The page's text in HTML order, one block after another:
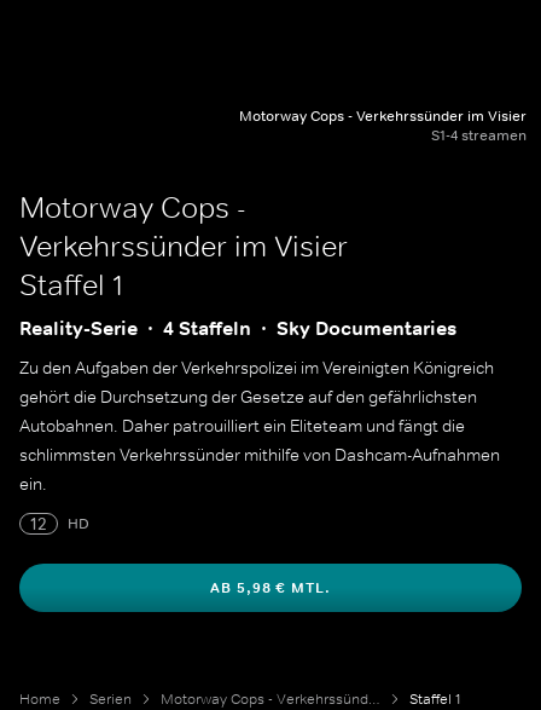
Motorway Cops - Verkehrssünder im Visier
S1-4 streamen
Motorway Cops -
Verkehrssünder im Visier
Staffel 1
Reality-Serie 4 Staffeln Sky Documentaries
Zu den Aufgaben der Verkehrspolizei im Vereinigten Königreich
gehört die Durchsetzung der Gesetze auf den gefährlichsten
Autobahnen. Daher patrouilliert ein Eliteteam und fängt die
schlimmsten Verkehrssünder mithilfe von Dashcam-Aufnahmen
ein.
12
HD
AB 5,98 € MTL.
Home Serien Motorway Cops - Verkehrssünder im Visier Staffel 1